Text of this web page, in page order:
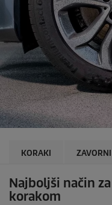
KORAKI
Najboljši način
korakom